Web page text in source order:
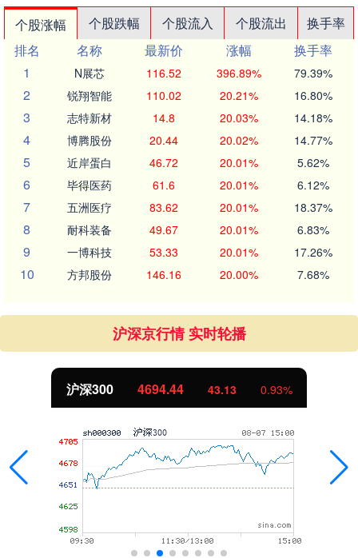
个股涨幅 个股跌幅 个股流入 个股流出
换手率
排名
名称 最新价 涨幅
换手率
1
N展芯 116.52 396.89% 79.39%
2 锐翔智能 110.02 20.21% 16.80%
3 志特新材 14.8 20.03% 14.18%
4 博腾股份 20.44 20.02% 14.77%
5 近岸蛋白 46.72 20.01% 5.62%
6 毕得医药 61.6 20.01% 6.12%
7 五洲医疗 83.62 20.01% 18.37%
8 耐科装备 49.67 20.01% 6.83%
9 一博科技 53.33 20.01% 17.26%
10 方邦股份 146.16 20.00% 7.68%
沪深京行情 实时轮播
沪深300 4694.44 43.13 0.93%